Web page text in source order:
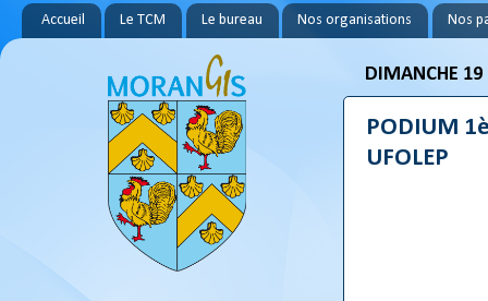
Accueil Le TCM Le bureau Nos organisations Nos
DIMANCHE
PODIUM
UFOLEP